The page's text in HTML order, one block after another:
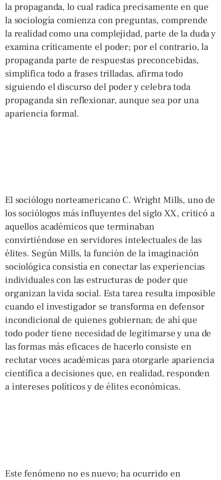
la propaganda, lo cual radica precisamente en que
la sociología comienza con preguntas, comprende
la realidad como una complejidad, parte de la duda y
examina críticamente el poder; por el contrario, la
propaganda parte de respuestas preconcebidas,
simplifica todo a frases trilladas, afirma todo
siguiendo el discurso del poder y celebra toda
propaganda sin reflexionar, aunque sea por una
apariencia formal.
El sociólogo norteamericano C. Wright Mills, uno de
los sociólogos más influyentes del siglo XX, criticó a
aquellos académicos que terminaban
convirtiéndose en servidores intelectuales de las
élites. Según Mills, la función de la imaginación
sociológica consistía en conectar las experiencias
individuales con las estructuras de poder que
organizan la vida social. Esta tarea resulta imposible
cuando el investigador se transforma en defensor
incondicional de quienes gobiernan; de ahí que
todo poder tiene necesidad de legitimarse y una de
las formas más eficaces de hacerlo consiste en
reclutar voces académicas para otorgarle apariencia
científica a decisiones que, en realidad, responden
a intereses políticos y de élites económicas.
Este fenómeno no es nuevo; ha ocurrido en